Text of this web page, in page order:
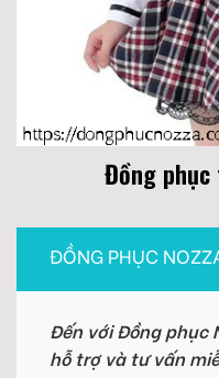
Đồng phục
ĐỒNG PHỤC
Đến với Đồng phục
hỗ trợ và tư vấn